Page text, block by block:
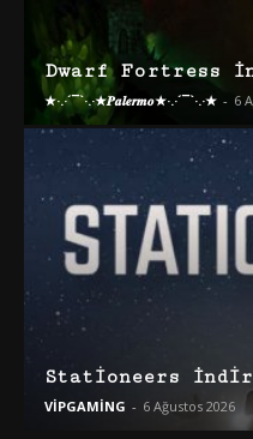
Dwarf Fortress
★·.·´¯`·.·★𝑷𝒂𝒍𝒆𝒓𝒎𝒐★·.·´¯`·.·★ - 6
Stationeers
VİPGAMİNG - 6 Ağustos 2026